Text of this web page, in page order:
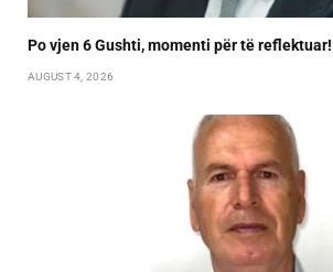
Po vjen 6 Gushti, momenti për të reflektuar!
AUGUST 4, 2026